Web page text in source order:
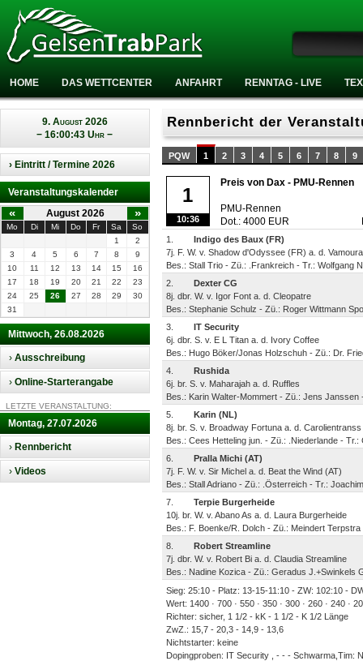
HOME DAS WETTCENTER ANFAHRT RENNTAG - LIVE
9. August 2026
− 16:00:43 Uhr −
› Eintritt / Termine 2026
Veranstaltungskalender
« August 2026 »
Mo Di Mi Do Fr Sa
So
1
2
3
4 5 6 7 8
9
10
11 12 13 14 15
16
17
18 19 20 21 22
23
24
25 26 27 28 29
30
31
Mittwoch, 26.08.2026
› Ausschreibung
› Online-Starterangabe
LETZTE VERANSTALTUNG:
Montag, 27.07.2026
› Rennbericht
› Videos
Rennbericht der
PQW 1 2 3 4 5 6 7 8 9
1
10:36
Preis von Dax - PMU-Rennen
PMU-Rennen
Dot.: 4000 EUR
1.
Indigo des Baux (FR)
7j. F. W. v. Shadow d'Odyssee (FR) a. d.
Bes.: Stall Trio - Zü.: .Frankreich - Tr.: Wolfgang
2.
Dexter CG
8j. dbr. W. v. Igor Font a. d. Cleopatre
Bes.: Stephanie Schulz - Zü.: Roger Wittmann
3.
IT Security
6j. dbr. S. v. E L Titan a. d. Ivory Coffee
Bes.: Hugo Böker/Jonas Holzschuh - Zü.: Dr.
4.
Rushida
6j. br. S. v. Maharajah a. d. Ruffles
Bes.: Karin Walter-Mommert - Zü.: Jens Janssen
5.
Karin (NL)
8j. br. S. v. Broadway Fortuna a. d.
Bes.: Cees Hetteling jun. - Zü.: .Niederlande - Tr.:
6.
Pralla Michi (AT)
7j. F. W. v. Sir Michel a. d. Beat the Wind (AT)
Bes.: Stall Adriano - Zü.: .Österreich - Tr.:
7.
Terpie Burgerheide
10j. br. W. v. Abano As a. d. Laura Burgerheide
Bes.: F. Boenke/R. Dolch - Zü.: Meindert
8.
Robert Streamline
7j. dbr. W. v. Robert Bi a. d. Claudia Streamline
Bes.: Nadine Kozica - Zü.: Geradus J.+Swinkels
Sieg: 25:10 - Platz: 13-15-11:10 - ZW: 102:10 -
Wert: 1400 · 700 · 550 · 350 · 300 · 260 · 240 ·
Richter: sicher, 1 1/2 - kK - 1 1/2 - K 1/2 Länge
ZwZ.: 15,7 - 20,3 - 14,9 - 13,6
Nichtstarter: keine
Dopingproben: IT Security , - - - Schwarma,Tim: